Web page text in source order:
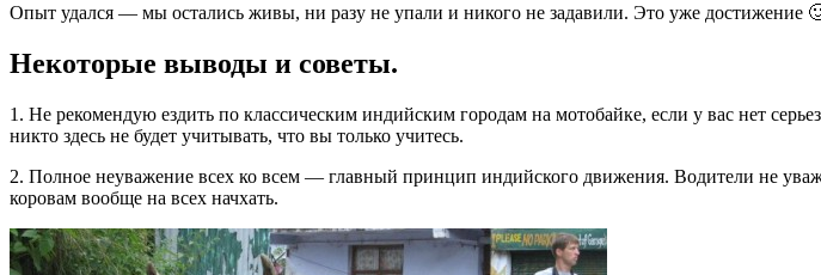
Опыт удался — мы остались живы, ни разу не упали и никого не задавили. Это уже достижение
Некоторые выводы и советы.
1. Не рекомендую ездить по классическим индийским городам на мотобайке, если у вас нет
никто здесь не будет учитывать, что вы только учитесь.
2. Полное неуважение всех ко всем — главный принцип индийского движения. Водители не
коровам вообще на всех начхать.